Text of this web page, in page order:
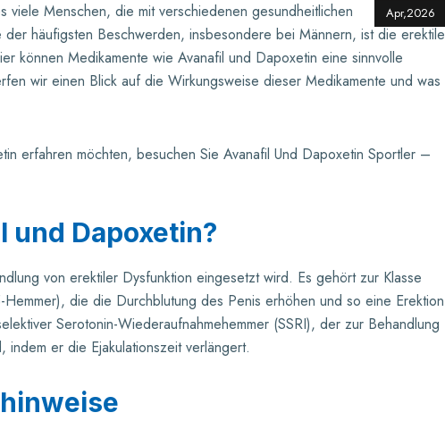
Apr,2026
Menschen, die mit verschiedenen gesundheitlichen
häufigsten Beschwerden, insbesondere bei Männern, ist die erektile
können Medikamente wie Avanafil und Dapoxetin eine sinnvolle
wir einen Blick auf die Wirkungsweise dieser Medikamente und was
erfahren möchten, besuchen Sie Avanafil Und Dapoxetin Sportler –
und Dapoxetin?
von erektiler Dysfunktion eingesetzt wird. Es gehört zur Klasse
die die Durchblutung des Penis erhöhen und so eine Erektion
Serotonin-Wiederaufnahmehemmer (SSRI), der zur Behandlung
er die Ejakulationszeit verlängert.